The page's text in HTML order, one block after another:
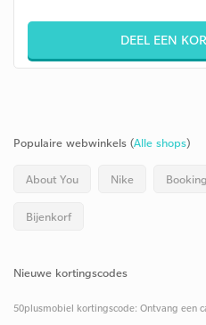
DEEL EEN
Populaire webwinkels (Alle shops)
About You Nike
Bijenkorf
Nieuwe kortingscodes
50plusmobiel kortingscode: Ontvang een